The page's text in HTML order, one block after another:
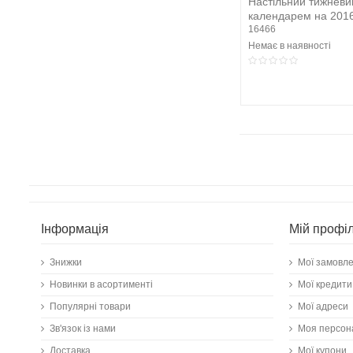
календарем на
16466
Немає в наявності
Інформація
Знижки
Новинки в асортименті
Популярні товари
Зв'язок із нами
Доставка
Мій
Мої
Мої кредити
Мої адреси
Моя
Мої купони